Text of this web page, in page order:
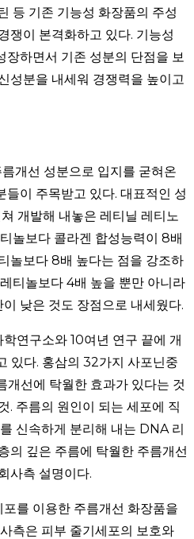
등 기존 기능성 화장품의 주성
쟁이 본격화하고 있다. 기능성
장하면서 기존 성분의 단점을 보
성분을 내세워 경쟁력을 높이고
개선 성분으로 입지를 굳혀온
이 주목받고 있다. 대표적인 성
개발해 내놓은 레티닐 레티노
놀보다 콜라겐 합성능력이 8배
놀보다 8배 높다는 점을 강조하
티놀보다 4배 높을 뿐만 아니라
낮은 것도 장점으로 내세웠다.
연구소와 10여년 연구 끝에 개
있다. 홍삼의 32가지 사포닌중
선에 탁월한 효과가 있다는 것
. 주름의 원인이 되는 세포에 직
신속하게 분리해 내는 DNA 리
의 깊은 주름에 탁월한 주름개선
사측 설명이다.
를 이용한 주름개선 화장품을
측은 피부 줄기세포의 보호와